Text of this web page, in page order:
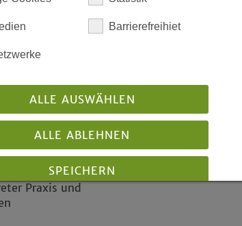
zur Auswahl, von
reichen von:
für Gemeinde und Transformation
Praxis und
Barrierefreihiet
ALLE AUSWÄHLEN
ALLE ABLEHNEN
SPEICHERN